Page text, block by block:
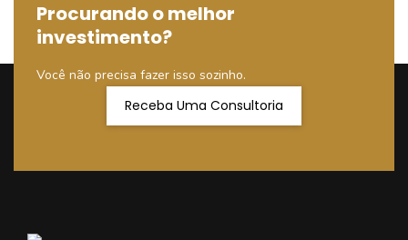
Procurando o melhor
investimento?
Você não precisa fazer isso sozinho.
Receba Uma Consultoria